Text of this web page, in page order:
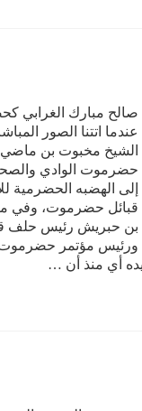
صالح مبارك الغرابي
عندما اتتنا الصور
الشيخ مخبوت بن ماضي
حضرموت الوادي
إلى الهضبه الحضرمية
قبائل حضرموت، وفي
بن حبريش رئيس حلف
ورئيس مؤتمر
أي منذ أن …